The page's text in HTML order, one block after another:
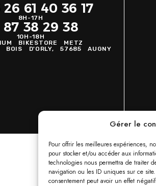
Gérer le
Pour offrir les meilleures expériences,
pour stocker et/ou accéder aux
technologies nous permettra de traiter
navigation ou les ID uniques sur ce
consentement peut avoir un effet
61 40 36 17
8H-17H
87 38 29 38
10H-18H
BIKESTORE METZ
D'ORLY, 57685 AUGNY